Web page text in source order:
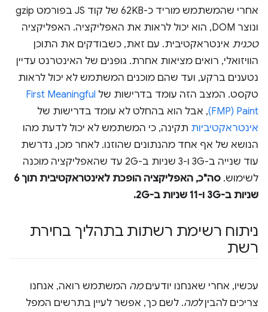
אחרי שהמשתמש מוריד כ-62KB של קוד JS בפורמט gzip
ונוצר DOM, הוא יכול לראות את האפליקציה. האפליקציה
טכנית אינטראקטיבית. עם זאת, כשבודקים את התוכן
הוויזואלי, רואים מציאות אחרת. גופנים של האינטרנט עדיין
נטענים ברקע, ועד שהם מוכנים המשתמש לא יכול לראות
טקסט. המצב הזה עומד בדרישות של First Meaningful
Paint‏ (FMP)
, אבל הוא בהחלט לא עומד בדרישות של
אינטראקטיביות תקינה, כי המשתמש לא יכול לדעת מהו
הנושא של אף אחד מהנתונים שהוזנו. לאחר מכן, נדרשת
עוד שנייה ב-3G ו-3 שניות ב-2G עד שהאפליקציה מוכנה
לשימוש.
סה"כ, האפליקציה הופכת לאינטראקטיבית תוך 6
שניות ב-3G ו-11 שניות ב-2G.
ניתוח רשימת רשתות בתהליך בחירת
רשת
עכשיו, אחרי שאנחנו יודעיםמה המשתמש רואה, אנחנו
צריכים להביןלמה. לשם כך, אפשר לעיין בתרשים המפל